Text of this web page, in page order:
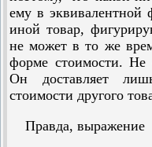
ему в эквивалентной
иной товар,
не может в то же
форме стоимости. Не
Он доставляет
стоимости другого
Правда, выражение